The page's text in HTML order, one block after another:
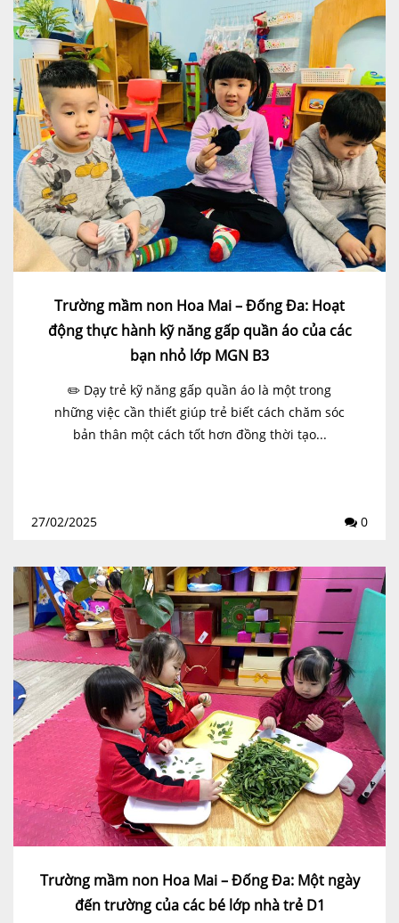
Trường mầm non Hoa Mai – Đống Đa: Hoạt
động thực hành kỹ năng gấp quần áo của các
bạn nhỏ lớp MGN B3
✏️ Dạy trẻ kỹ năng gấp quần áo là một trong
những việc cần thiết giúp trẻ biết cách chăm sóc
bản thân một cách tốt hơn đồng thời tạo...
27/02/2025 0
Trường mầm non Hoa Mai – Đống Đa: Một ngày
đến trường của các bé lớp nhà trẻ D1